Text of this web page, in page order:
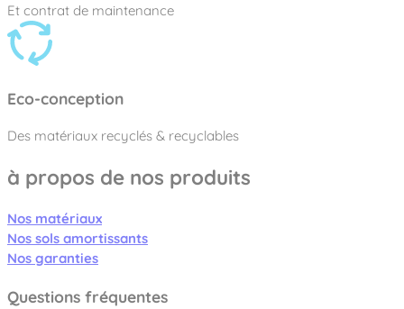
Et contrat de maintenance
Eco-conception
Des matériaux recyclés & recyclables
à propos de nos produits
Nos matériaux
Nos sols amortissants
Nos garanties
Questions fréquentes